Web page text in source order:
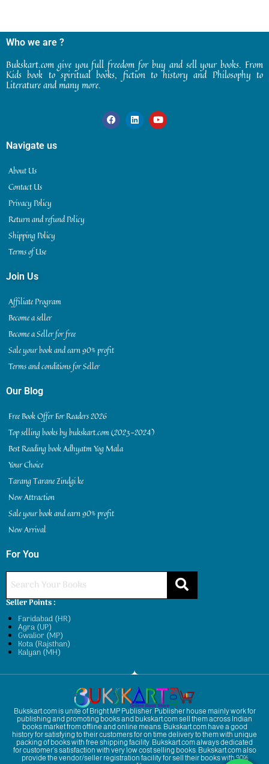
Who we are ?
Bukskart.com give you full freedom for buy and sell your books. From
Kids book to spiritual books, fiction to history and Philosophy to
Literature and many more.
Navigate us
About Us
Contact Us
Privacy Policy
Return and refund Policy
Shipping Policy
Terms of Use
Join Us
Affiliate Program
Become a seller
Become a Seller for free
Sale your book and earn 90% profit
Terms and conditions for Seller
Our Blog
Free Book Offer For Readers 2026
Top selling books by bukskart.com (2023-2024)
Best Reading book Adhyatm Yog Mala
Your Choice
Tarang Tarane Zindgi ke
New Attraction
Sale your book and earn 90% profit
New Arrival
For You
Seller Points :
Faridabad (HR)
Agra (UP)
Gwalior (MP)
Kota (Rajsthan)
Kalyan (MH)
Bukskart.com is unite of Bright MP Publisher. Publisher house mainly work for
publishing and promoting books and bukskart.com sell them across Indian
books market from offline and online means. Bukskart.com have a good
history for satisfying to their customers for on time delivery to them with unique
packing of books with free shipping facility. Bukskart.com always dedicated
for customer’s satisfaction with very low cost selling books. Bukskart.com also
provide the vendor/seller registration facility for sell their books with 90%